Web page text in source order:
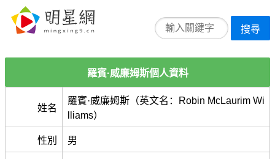
搜尋
羅賓·威廉姆斯個人資料
姓名
羅賓·威廉姆斯（英文名：Robin McLaurim Wi
lliams）
性別 男